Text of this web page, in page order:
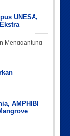
UNESA,
AMPHIBI